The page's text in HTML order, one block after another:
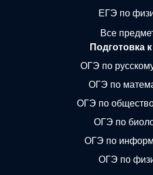
ЕГЭ по
Все
Подготовка
ОГЭ по
ОГЭ по
ОГЭ по
ОГЭ по
ОГЭ по
ОГЭ по